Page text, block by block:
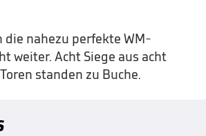
die nahezu perfekte WM-
weiter. Acht Siege aus acht
standen zu Buche.